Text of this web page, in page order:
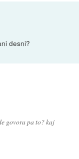
desni?
govora pa to? kaj